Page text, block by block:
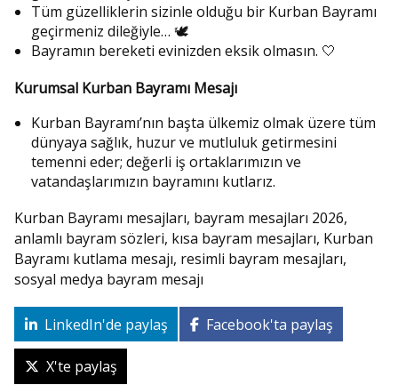
Tüm güzelliklerin sizinle olduğu bir Kurban Bayramı
geçirmeniz dileğiyle… 🕊️
Bayramın bereketi evinizden eksik olmasın. 🤍
Kurumsal Kurban Bayramı Mesajı
Kurban Bayramı’nın başta ülkemiz olmak üzere tüm
dünyaya sağlık, huzur ve mutluluk getirmesini
temenni eder; değerli iş ortaklarımızın ve
vatandaşlarımızın bayramını kutlarız.
Kurban Bayramı mesajları, bayram mesajları 2026,
anlamlı bayram sözleri, kısa bayram mesajları, Kurban
Bayramı kutlama mesajı, resimli bayram mesajları,
sosyal medya bayram mesajı
LinkedIn'de paylaş Facebook'ta paylaş
X'te paylaş